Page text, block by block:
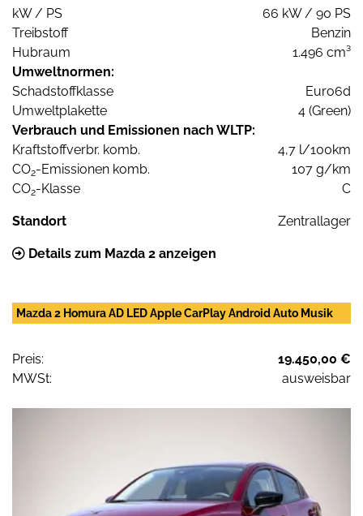
kW / PS
66 kW / 90 PS
Treibstoff
Benzin
Hubraum
1.496 cm³
Umweltnormen:
Schadstoffklasse
Euro6d
Umweltplakette
4 (Green)
Verbrauch und Emissionen nach WLTP:
Kraftstoffverbr. komb.
4,7 l/100km
CO2-Emissionen komb.
107 g/km
CO2-Klasse C
Standort Zentrallager
Details zum Mazda 2 anzeigen
Mazda 2 Homura AD LED Apple CarPlay Android Auto Musik
Preis:
19.450,00 €
MWSt:
ausweisbar